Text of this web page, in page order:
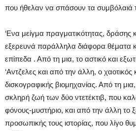
που ήθελαν να σπάσουν τα συμβόλαιά
‘Ενα μείγμα πραγματικότητας, δράσης
εξερευνά παράλληλα διάφορα θέματα
επίπεδα . Από τη μια, το αστικό και
‘Αντζελες και από την άλλη, ο χαοτικός
δισκογραφικής βιομηχανίας. Από τη
σκληρή ζωή των δύο ντετέκτιβ, που
φόνους-μυστήριο, και από την άλλη το
προσωπικής τους ιστορίας, που λίγο